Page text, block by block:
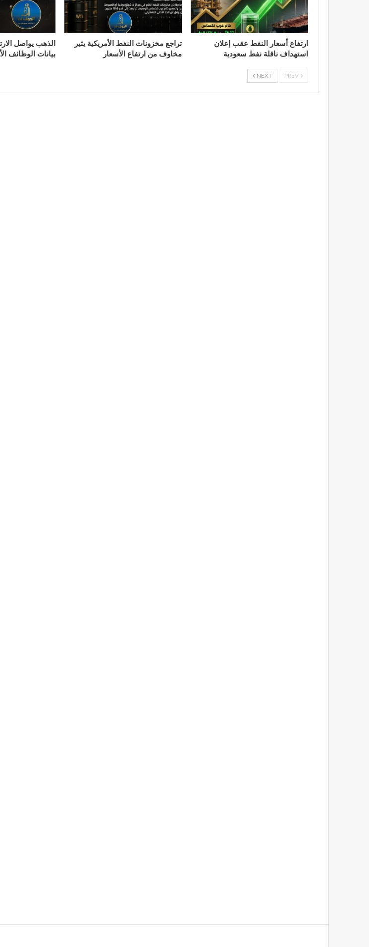
ارتفاع أسعار النفط عقب إعلان
استهداف ناقلة نفط سعودية
تراجع مخزونات النفط الأمريكية يثير
مخاوف من ارتفاع الأسعار
الذهب يواصل
بيانات الوظائف
NEXT